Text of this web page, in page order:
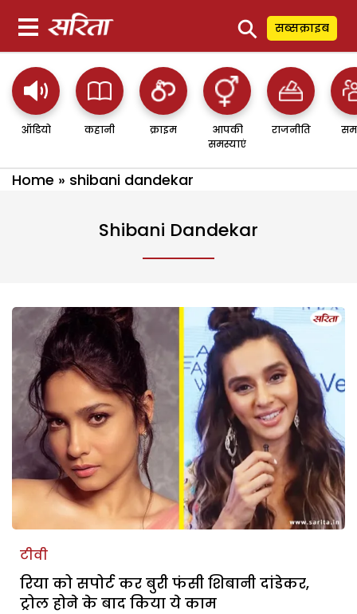
⚲ सब्सक्राइब
ऑडियो कहानी क्राइम
आपकी
समस्याएं
राजनीति
Home » shibani dandekar
Shibani Dandekar
टीवी
रिया को सपोर्ट कर बुरी फंसी शिबानी दांडेकर,
ट्रोल होने के बाद किया ये काम